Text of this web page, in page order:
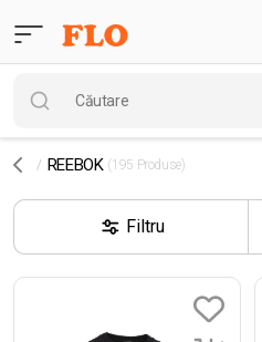
REEBOK (195 Produse)
Filtru